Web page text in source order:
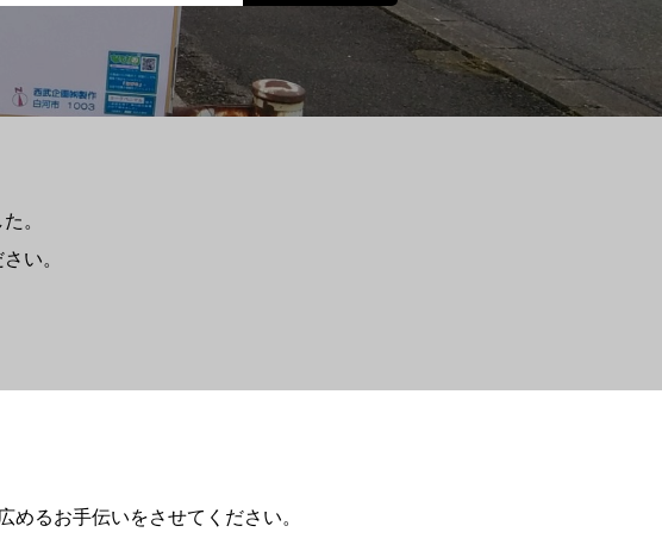
。
い。
るお手伝いをさせてください。